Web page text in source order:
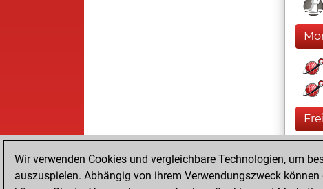
Wir verwenden Cookies und vergleichbare Technologien, um
auszuspielen. Abhängig von ihrem Verwendungszweck